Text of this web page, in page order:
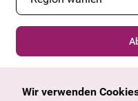
Allgemein
Wir verwenden